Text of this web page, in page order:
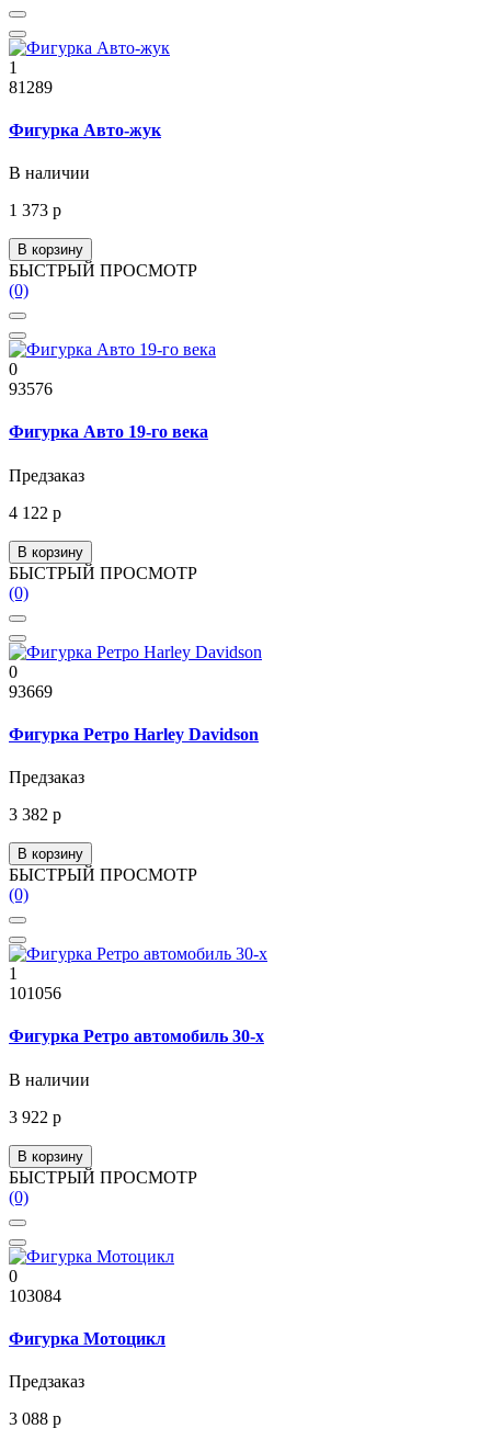
1
81289
Фигурка Авто-жук
В наличии
1 373 р
В корзину
БЫСТРЫЙ ПРОСМОТР
(0)
0
93576
Фигурка Авто 19-го века
Предзаказ
4 122 р
В корзину
БЫСТРЫЙ ПРОСМОТР
(0)
0
93669
Фигурка Ретро Harley Davidson
Предзаказ
3 382 р
В корзину
БЫСТРЫЙ ПРОСМОТР
(0)
1
101056
Фигурка Ретро автомобиль 30-х
В наличии
3 922 р
В корзину
БЫСТРЫЙ ПРОСМОТР
(0)
0
103084
Фигурка Мотоцикл
Предзаказ
3 088 р